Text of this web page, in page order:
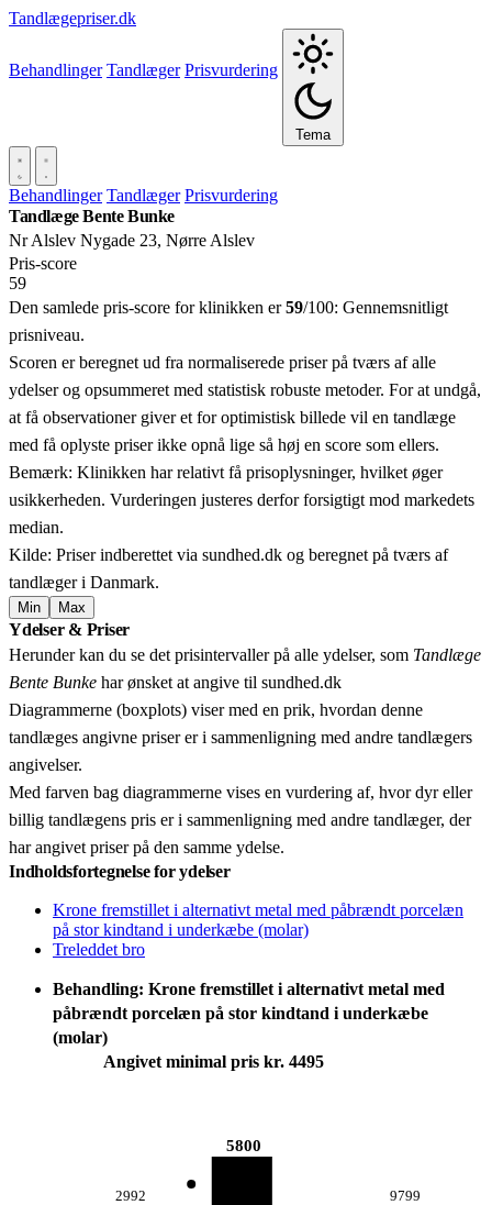
Tandlægepriser.dk
Behandlinger Tandlæger Prisvurdering
Tema
Behandlinger Tandlæger Prisvurdering
Tandlæge Bente Bunke
Nr Alslev Nygade 23, Nørre Alslev
Pris‑score
59
Den samlede pris-score for klinikken er59/100: Gennemsnitligt
prisniveau.
Scoren er beregnet ud fra normaliserede priser på tværs af alle
ydelser og opsummeret med statistisk robuste metoder. For at undgå,
at få observationer giver et for optimistisk billede vil en tandlæge
med få oplyste priser ikke opnå lige så høj en score som ellers.
Bemærk: Klinikken har relativt få prisoplysninger, hvilket øger
usikkerheden. Vurderingen justeres derfor forsigtigt mod markedets
median.
Kilde: Priser indberettet via sundhed.dk og beregnet på tværs af
tandlæger i Danmark.
Min Max
+
−
Ydelser & Priser
Herunder kan du se det prisintervaller på alle ydelser, som Tandlæge
Bente Bunke har ønsket at angive til sundhed.dk
Diagrammerne (boxplots) viser med en prik, hvordan denne
tandlæges angivne priser er i sammenligning med andre tandlægers
angivelser.
Med farven bag diagrammerne vises en vurdering af, hvor dyr eller
billig tandlægens pris er i sammenligning med andre tandlæger, der
har angivet priser på den samme ydelse.
Indholdsfortegnelse for ydelser
Krone fremstillet i alternativt metal med påbrændt porcelæn
på stor kindtand i underkæbe (molar)
Treleddet bro
Behandling: Krone fremstillet i alternativt metal med
påbrændt porcelæn på stor kindtand i underkæbe
(molar)
Angivet minimal pris kr. 4495
2992
5800
9799